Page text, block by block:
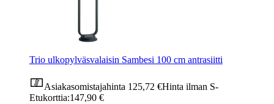
Trio ulkopylväsvalaisin Sambesi 100 cm antrasiitti
Asiakasomistajahinta 125,72 €Hinta ilman S-
Etukorttia:147,90 €